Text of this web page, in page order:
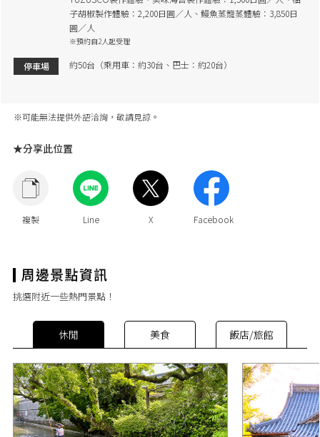
子胡椒製作體驗：2,200日圓／人、鰻魚蒸籠蒸體驗：3,850日
圓／人
※預約自2人起受理
停車場 約50台（乘用車：約30台、巴士：約20台）
※可能無法提供外語洽詢，敬請見諒。
★分享此位置
挑選附近一些熱門景點！
休閒 美食 飯店/旅館